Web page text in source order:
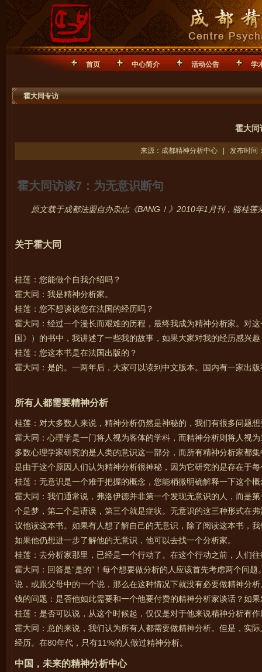
首页 中心简介 活动公告 学
霍大同专访
霍大同
来源：成都精神分析中心 | 发布时
霍大同访谈7：为无意识断句
原文载于成都法盟自办杂志《BANG ！》2010年1 月刊，骆桂莲
关于霍大同
桂莲：您能做个自我介绍吗？
霍大同：我是精神分析家。
桂莲：您不想谈谈您在法国的经历吗？
霍大同：经过一个漫长而艰难的历程，最终我成为精神分析家。对
国》）的书中，我讲述了一些我的故事，如果大家对我的经历感兴
桂莲：您这本书是在法国出版的？
霍大同：是的。一两年后，大家可以读到中文版本。国内有一家出
所有人都需要精神分析
桂莲：对大多数人来说，精神分析仍然是神秘的，我们有很多问题
霍大同：心理学是一门将人视为客体的学科，而精神分析则将人视
多数心理学家研究的是人类的意识这一部分，而所有精神分析家都
是由于这个原因人们认为精神分析很神秘，因为它研究的是存在于
桂莲：无意识是一个难于把握的概念，您能稍微明确解释一下这个
霍大同：我们通常说，弗洛伊德并非第一个发现无意识的人，而是
个是梦，第二个是语误，第三个就是症状。无意识的这三种形式在
议他读这本书。如果有人想了解自己的无意识，除了阅读这本书，
如果他仍想进一步了解他的无意识，他可以去找一个分析家。
桂莲：去分析家那里，已经是一个行动了。在这个行动之前，人们
霍大同：回答是“是的”！每个想要做分析的人应该首先考虑两个问
说，或跟父母中的一个说，那么在这种情况下就没有必要做精神分
钱的问题：是否他如此需要和一个他要付费的精神分析家谈话？如
桂莲：是否可以说，从这个时候起，仅仅是对于他来说精神分析有
霍大同：总的来说，我们认为所有人都需要做精神分析。但是，实
经历。在80年代，只有11%的人做过精神分析。
中国，未来的精神分析中心